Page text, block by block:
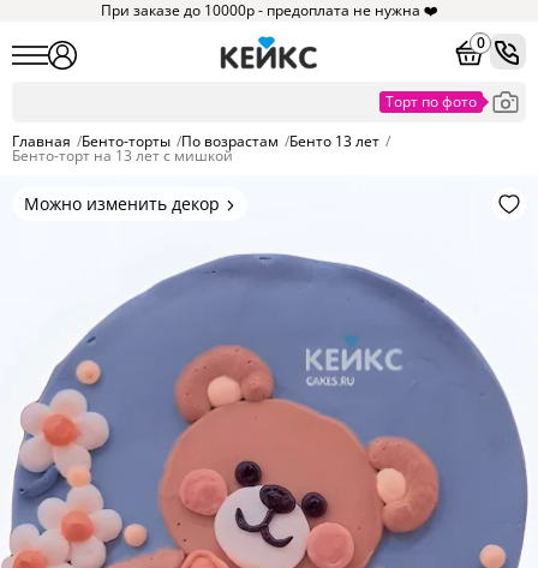
При заказе до 10000р - предоплата не нужна ❤️
0
Главная /Бенто-торты /По возрастам /Бенто 13 лет /
Бенто-торт на 13 лет с мишкой
Можно изменить декор